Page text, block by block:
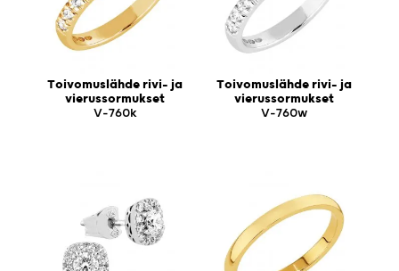
Toivomuslähde rivi- ja
vierussormukset
V-760k
Toivomuslähde rivi- ja
vierussormukset
V-760w